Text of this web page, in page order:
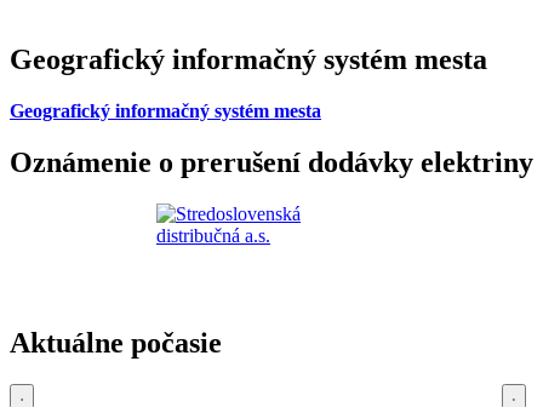
Geografický informačný systém mesta
Geografický informačný systém mesta
Oznámenie o prerušení dodávky elektriny
Aktuálne počasie